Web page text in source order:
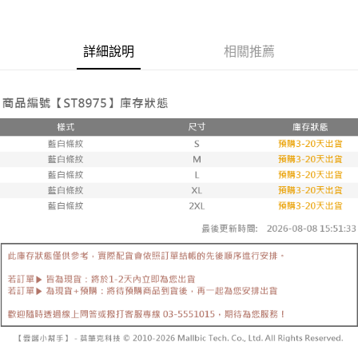
付款後7-11取貨
每筆NT$90，滿NT$999(含以上)免運費
離島郵局配送
每筆NT$90，滿NT$999(含以上)免運費
詳細說明 相關推薦